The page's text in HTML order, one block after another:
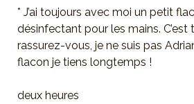
* J’ai toujours avec moi un petit
désinfectant pour les mains. C’est
rassurez-vous, je ne suis pas
flacon je tiens longtemps !
deux heures